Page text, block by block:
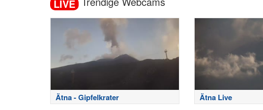
LIVE
Ätna - Gipfelkrater Ätna Live